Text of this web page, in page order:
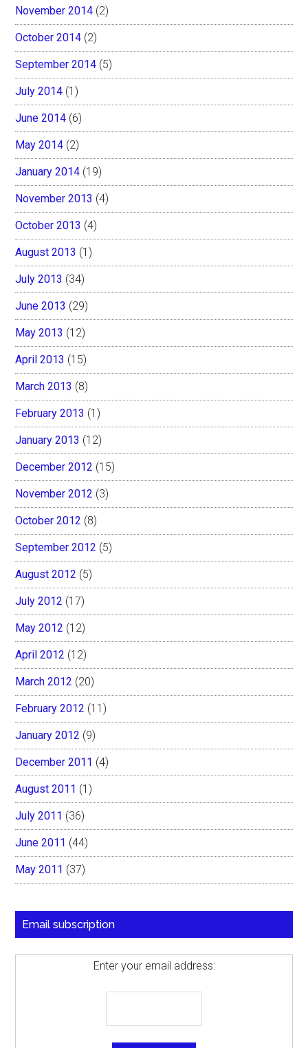
November 2014 (2)
October 2014 (2)
September 2014 (5)
July 2014 (1)
June 2014 (6)
May 2014 (2)
January 2014 (19)
November 2013 (4)
October 2013 (4)
August 2013 (1)
July 2013 (34)
June 2013 (29)
May 2013 (12)
April 2013 (15)
March 2013 (8)
February 2013 (1)
January 2013 (12)
December 2012 (15)
November 2012 (3)
October 2012 (8)
September 2012 (5)
August 2012 (5)
July 2012 (17)
May 2012 (12)
April 2012 (12)
March 2012 (20)
February 2012 (11)
January 2012 (9)
December 2011 (4)
August 2011 (1)
July 2011 (36)
June 2011 (44)
May 2011 (37)
Email subscription
Enter your email address: